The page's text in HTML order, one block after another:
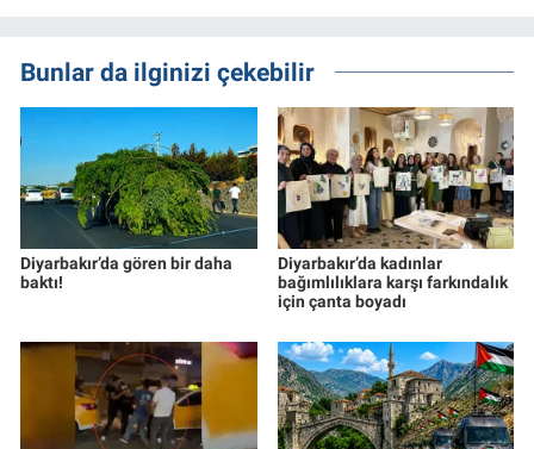
Bunlar da ilginizi çekebilir
Diyarbakır’da gören bir daha
baktı!
Diyarbakır’da kadınlar
bağımlılıklara karşı farkındalık
için çanta boyadı